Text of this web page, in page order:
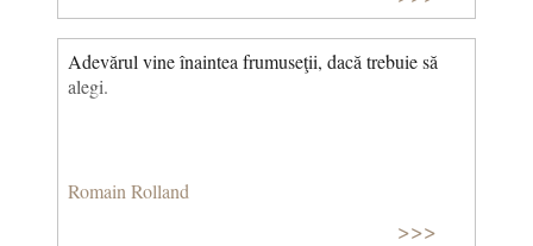
Adevărul vine înaintea frumuseţii, dacă trebuie să
alegi.
Romain Rolland
>>>